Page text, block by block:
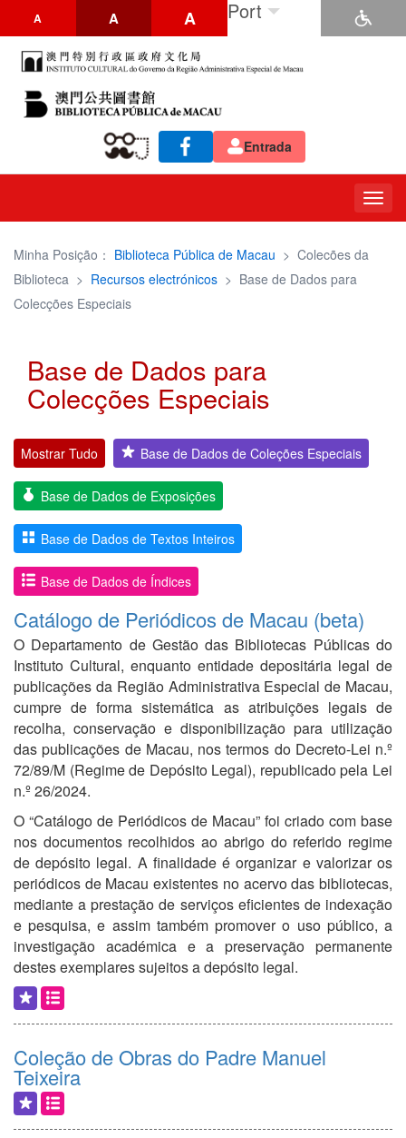
A A A Port
Entrada
Minha Posição： Biblioteca Pública de Macau > Colecões da
Biblioteca > Recursos electrónicos > Base de Dados para
Colecções Especiais
Base de Dados para
Colecções Especiais
Mostrar Tudo Base de Dados de Coleções Especiais
Base de Dados de Exposições
Base de Dados de Textos Inteiros
Base de Dados de Índices
Catálogo de Periódicos de Macau (beta)
O Departamento de Gestão das Bibliotecas Públicas do
Instituto Cultural, enquanto entidade depositária legal de
publicações da Região Administrativa Especial de Macau,
cumpre de forma sistemática as atribuições legais de
recolha, conservação e disponibilização para utilização
das publicações de Macau, nos termos do Decreto-Lei n.º
72/89/M (Regime de Depósito Legal), republicado pela Lei
n.º 26/2024.
O “Catálogo de Periódicos de Macau” foi criado com base
nos documentos recolhidos ao abrigo do referido regime
de depósito legal. A finalidade é organizar e valorizar os
periódicos de Macau existentes no acervo das bibliotecas,
mediante a prestação de serviços eficientes de indexação
e pesquisa, e assim também promover o uso público, a
investigação académica e a preservação permanente
destes exemplares sujeitos a depósito legal.
Coleção de Obras do Padre Manuel
Teixeira